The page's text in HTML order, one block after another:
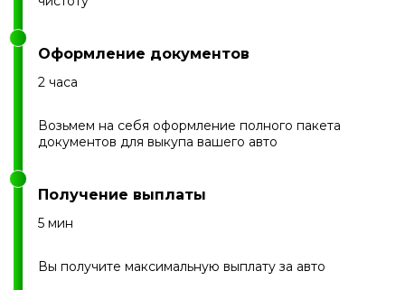
Оформление документов
2 часа
Возьмем на себя оформление полного пакета
документов для выкупа вашего авто
Получение выплаты
5 мин
Вы получите максимальную выплату за авто